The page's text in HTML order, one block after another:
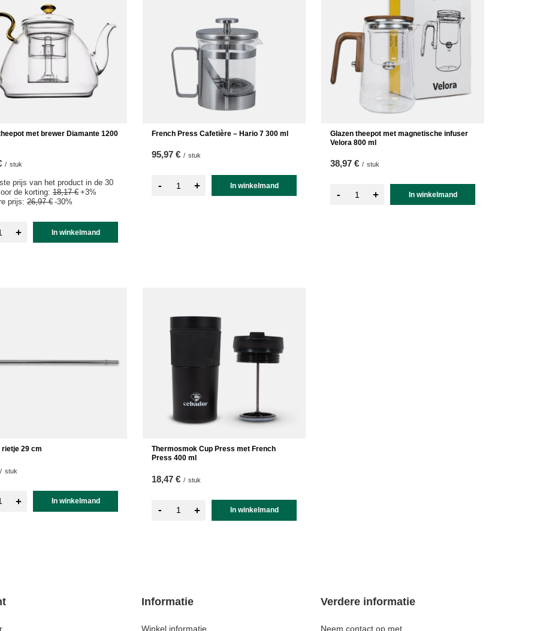
met brewer Diamante 1200
/ stuk
prijs van het product in de 30
de korting: 18,17 € +3%
prijs: 26,97 € -30%
+ In winkelmand
French Press Cafetière – Hario 7 300 ml
95,97 € / stuk
- + In winkelmand
Glazen theepot met magnetische infuser
Velora 800 ml
38,97 € / stuk
- + In winkelmand
rietje 29 cm
/ stuk
+ In winkelmand
Thermosmok Cup Press met French
Press 400 ml
18,47 € / stuk
- + In winkelmand
Informatie
Winkel informatie
Verdere informatie
Neem contact op met